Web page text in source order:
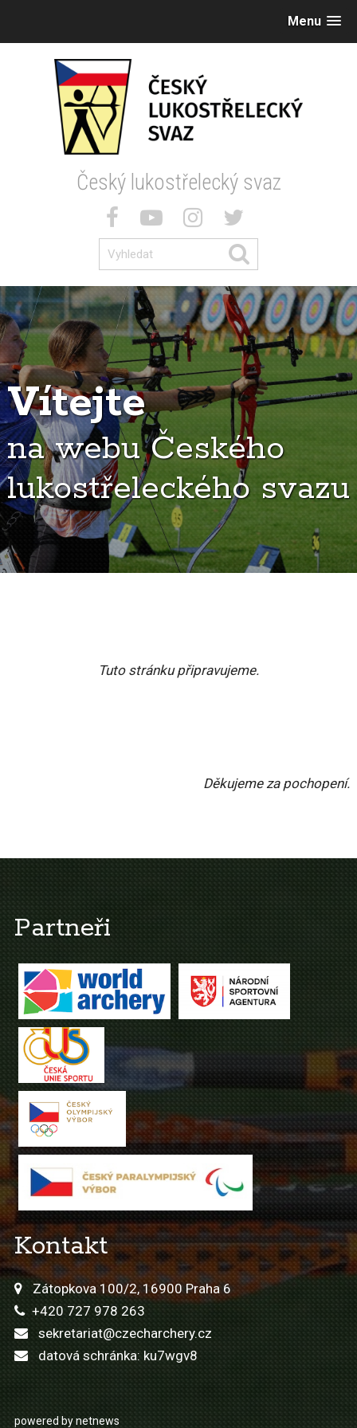
Menu
Český lukostřelecký svaz
Vítejte
na webu Českého
lukostřeleckého svazu
Tuto stránku připravujeme.
Děkujeme za pochopení.
Partneři
Kontakt
Zátopkova 100/2, 16900 Praha 6
+420 727 978 263
sekretariat@czecharchery.cz
datová schránka: ku7wgv8
powered by netnews